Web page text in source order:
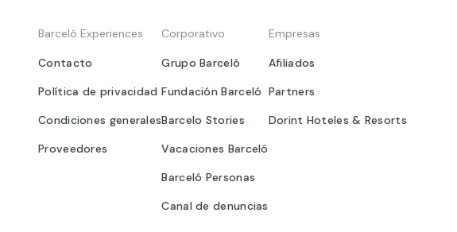
Barceló Experiences
Contacto
Política de privacidad
Condiciones generales
Proveedores
Corporativo
Grupo Barceló
Fundación Barceló
Barcelo Stories
Vacaciones Barceló
Barceló Personas
Canal de denuncias
Empresas
Afiliados
Partners
Dorint Hoteles & Resorts